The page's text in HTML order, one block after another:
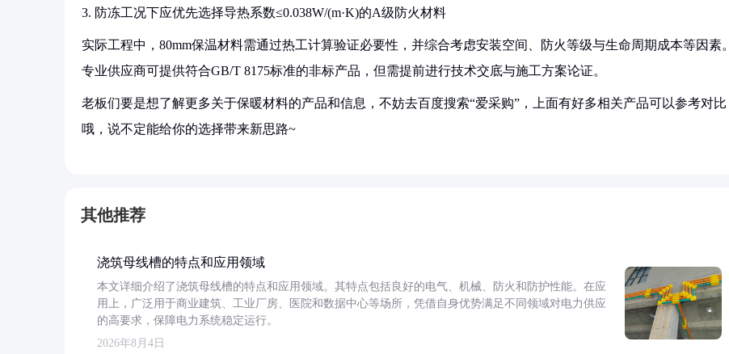
3. 防冻工况下应优先选择导热系数≤0.038W/(m·K)的A级防火材料
实际工程中，80mm保温材料需通过热工计算验证必要性，并综合考虑安装空间、防火等级与生命周期成本等因素。
专业供应商可提供符合GB/T 8175标准的非标产品，但需提前进行技术交底与施工方案论证。
老板们要是想了解更多关于保暖材料的产品和信息，不妨去百度搜索“爱采购”，上面有好多相关产品可以参考对比
哦，说不定能给你的选择带来新思路~
其他推荐
浇筑母线槽的特点和应用领域
本文详细介绍了浇筑母线槽的特点和应用领域。其特点包括良好的电气、机械、防火和防护性能。在应
用上，广泛用于商业建筑、工业厂房、医院和数据中心等场所，凭借自身优势满足不同领域对电力供应
的高要求，保障电力系统稳定运行。
2026年8月4日